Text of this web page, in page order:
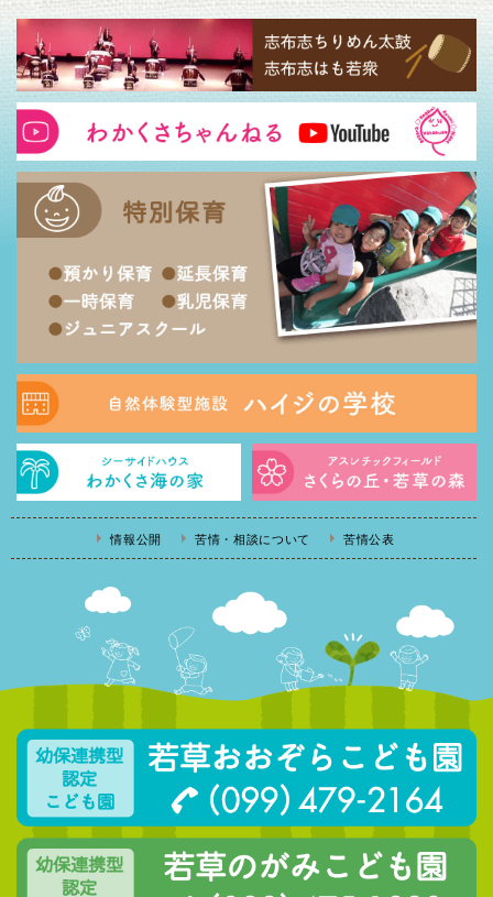
情報公開 苦情・相談について 苦情公表